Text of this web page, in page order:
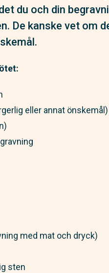
du och din
De kanske vet om
eller annat önskemål)
med mat och dryck)
sten